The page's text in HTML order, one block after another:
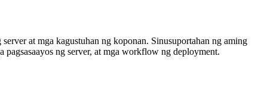
at mga kagustuhan ng koponan. Sinusuportahan ng aming
ng server, at mga workflow ng deployment.